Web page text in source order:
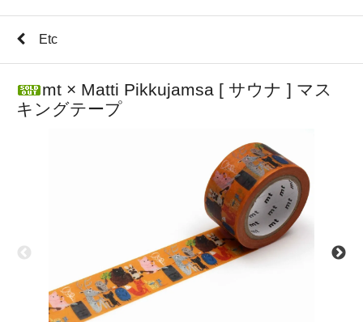
Etc
mt × Matti Pikkujamsa [ サウナ ] マス
キングテープ